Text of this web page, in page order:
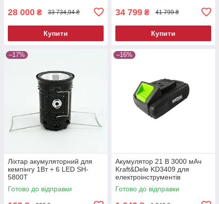
28 000 ₴ 33 734,94 ₴
Купити
34 799 ₴ 41 799 ₴
Купити
–17%
Ліхтар акумуляторний для
кемпінгу 1Вт + 6 LED SH-
5800T
Готово до відправки
–16%
Акумулятор 21 В 3000 мАч
Kraft&Dele KD3409 для
електроінструментів
Готово до відправки